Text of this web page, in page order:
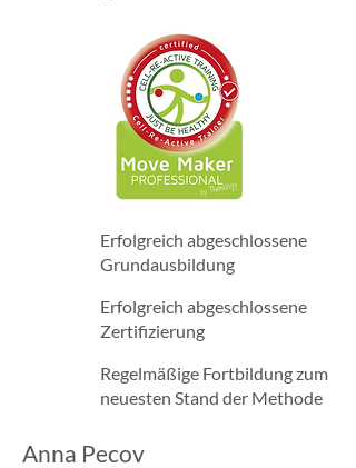
Erfolgreich abgeschlossene
Grundausbildung
Erfolgreich abgeschlossene
Zertifizierung
Regelmäßige Fortbildung zum
neuesten Stand der Methode
Anna Pecov